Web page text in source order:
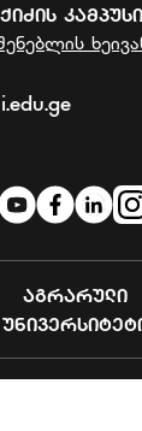
Კამპუსი
ᲐᲒᲠᲐᲠᲣᲚᲘ